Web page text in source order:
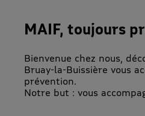
MAIF, toujours
Bienvenue chez nous,
Bruay-la-Buissière vous
prévention.
Notre but : vous